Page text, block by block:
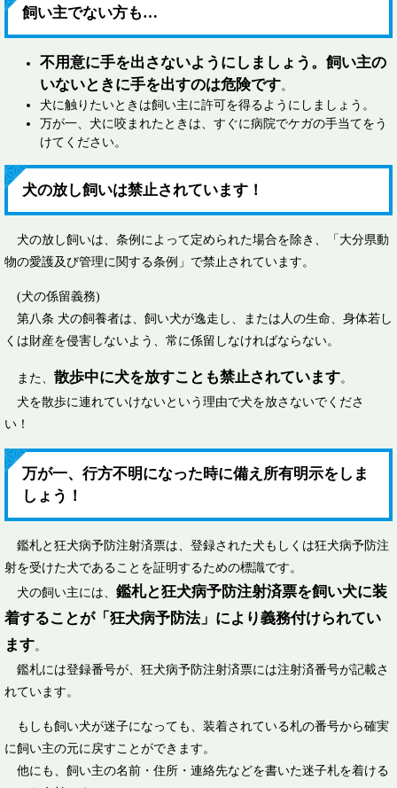
飼い主でない方も…
不用意に手を出さないようにしましょう。飼い主の
いないときに手を出すのは危険です。
犬に触りたいときは飼い主に許可を得るようにしましょう。
万が一、犬に咬まれたときは、すぐに病院でケガの手当てをう
けてください。
犬の放し飼いは禁止されています！
犬の放し飼いは、条例によって定められた場合を除き、「大分県動
物の愛護及び管理に関する条例」で禁止されています。
(犬の係留義務)
第八条 犬の飼養者は、飼い犬が逸走し、または人の生命、身体若し
くは財産を侵害しないよう、常に係留しなければならない。
また、 散歩中に犬を放すことも禁止されています。
犬を散歩に連れていけないという理由で犬を放さないでくださ
い！
万が一、行方不明になった時に備え所有明示をしま
しょう！
鑑札と狂犬病予防注射済票は、登録された犬もしくは狂犬病予防注
射を受けた犬であることを証明するための標識です。
犬の飼い主には、 鑑札と狂犬病予防注射済票を飼い犬に装
着することが「狂犬病予防法」により義務付けられてい
ます。
鑑札には登録番号が、狂犬病予防注射済票には注射済番号が記載さ
れています。
もしも飼い犬が迷子になっても、装着されている札の番号から確実
に飼い主の元に戻すことができます。
他にも、飼い主の名前・住所・連絡先などを書いた迷子札を着ける